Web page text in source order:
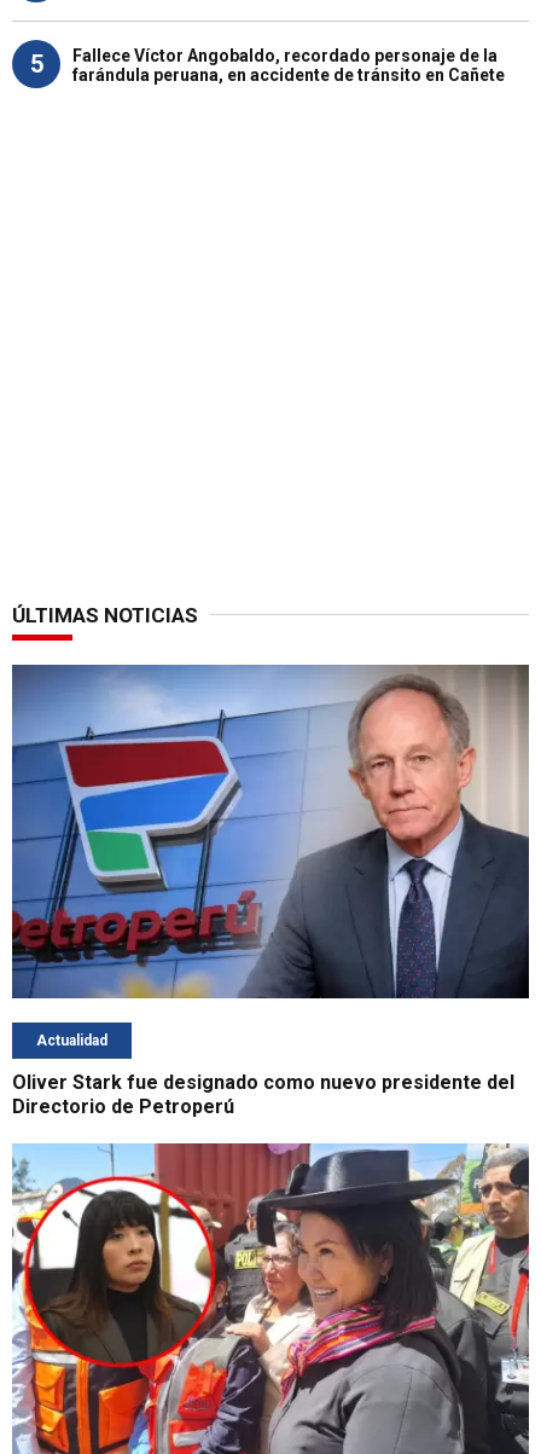
5
Fallece Víctor Angobaldo, recordado personaje de la
farándula peruana, en accidente de tránsito en Cañete
ÚLTIMAS NOTICIAS
Actualidad
Oliver Stark fue designado como nuevo presidente del
Directorio de Petroperú